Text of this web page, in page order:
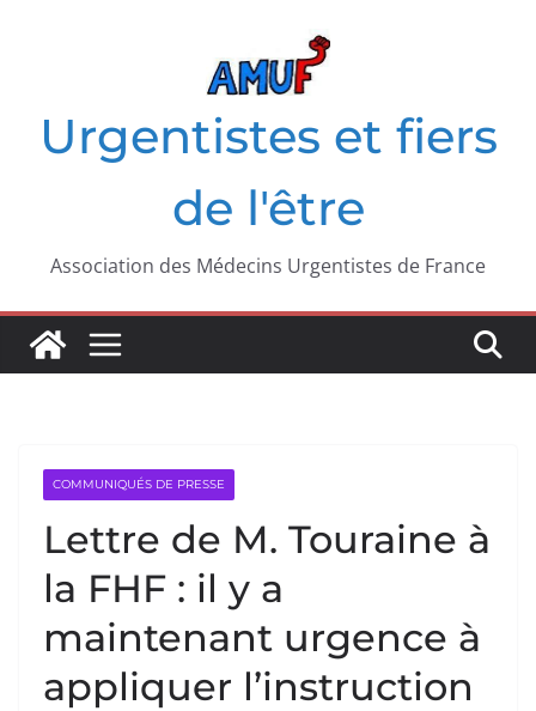
Urgentistes et fiers
de l'être
Association des Médecins Urgentistes de France
COMMUNIQUÉS DE PRESSE
Lettre de M. Touraine à
la FHF : il y a
maintenant urgence à
appliquer l’instruction